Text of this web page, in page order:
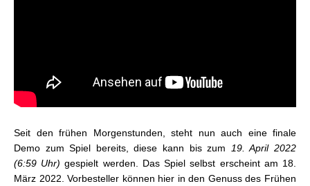
Seit den frühen Morgenstunden, steht nun auch eine finale
Demo zum Spiel bereits, diese kann bis zum
19. April 2022
(6:59 Uhr) gespielt werden. Das Spiel selbst erscheint am 18.
März 2022. Vorbesteller können hier in den Genuss des Frühen